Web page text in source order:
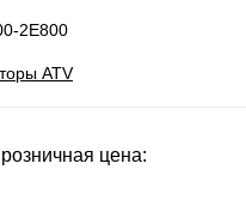
2E800
ATV
цена: